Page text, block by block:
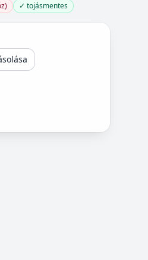
✓ tojásmentes